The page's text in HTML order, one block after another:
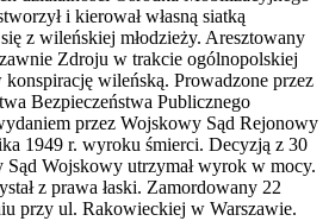
i kierował własną siatką
z wileńskiej młodzieży. Aresztowany
Zdroju w trakcie ogólnopolskiej
wileńską. Prowadzone przez
Bezpieczeństwa Publicznego
przez Wojskowy Sąd Rejonowy
1949 r. wyroku śmierci. Decyzją z 30
Wojskowy utrzymał wyrok w mocy.
z prawa łaski. Zamordowany 22
przy ul. Rakowieckiej w Warszawie.